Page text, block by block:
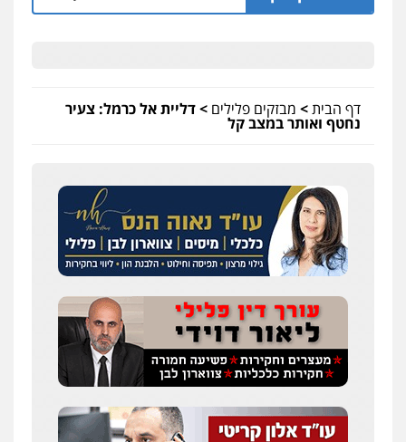
דף הבית> מבזקים פלילים >דליית אל כרמל: צעיר
נחטף ואותר במצב קל